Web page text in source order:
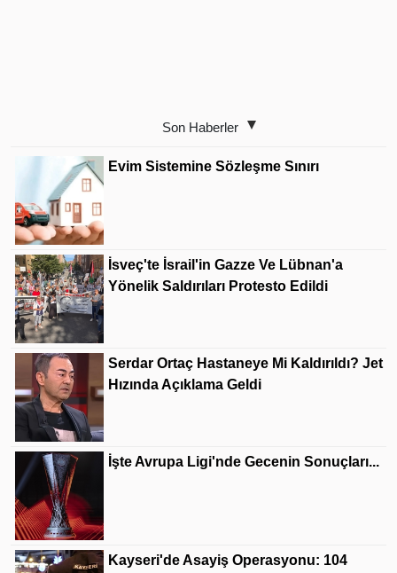
Son Haberler
Evim Sistemine Sözleşme Sınırı
İsveç'te İsrail'in Gazze Ve Lübnan'a
Yönelik Saldırıları Protesto Edildi
Serdar Ortaç Hastaneye Mi Kaldırıldı? Jet
Hızında Açıklama Geldi
İşte Avrupa Ligi'nde Gecenin Sonuçları...
Kayseri'de Asayiş Operasyonu: 104